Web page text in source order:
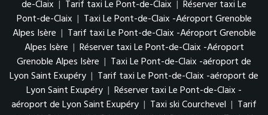
de-Claix | Tarif taxi Le Pont-de-Claix | Réserver taxi Le
Pont-de-Claix | Taxi Le Pont-de-Claix -Aéroport Grenoble
Alpes Isère | Tarif taxi Le Pont-de-Claix -Aéroport Grenoble
Alpes Isère | Réserver taxi Le Pont-de-Claix -Aéroport
Grenoble Alpes Isère | Taxi Le Pont-de-Claix -aéroport de
Lyon Saint Exupéry | Tarif taxi Le Pont-de-Claix -aéroport de
Lyon Saint Exupéry | Réserver taxi Le Pont-de-Claix -
aéroport de Lyon Saint Exupéry | Taxi ski Courchevel | Tarif